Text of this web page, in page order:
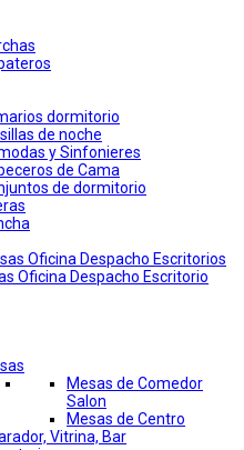
dormitorio
de noche
y Sinfonieres
de Cama
de dormitorio
Oficina Despacho Escritorios
Oficina Despacho Escritorio
Mesas de Comedor
Salon
Mesas de Centro
Vitrina, Bar